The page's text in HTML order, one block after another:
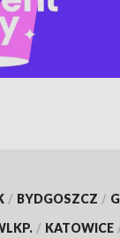
/ BYDGOSZCZ /
/ KATOWICE